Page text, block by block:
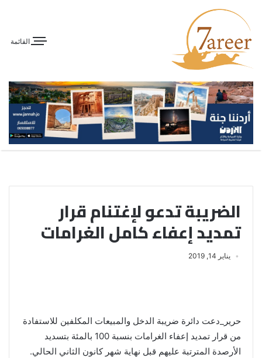
القائمة
الضريبة تدعو لإغتنام قرار
تمديد إعفاء كامل الغرامات
يناير 14, 2019
حرير_دعت دائرة ضريبة الدخل والمبيعات المكلفين للاستفادة
من قرار تمديد إعفاء الغرامات بنسبة 100 بالمئة بتسديد
الأرصدة المترتبة عليهم قبل نهاية شهر كانون الثاني الحالي.